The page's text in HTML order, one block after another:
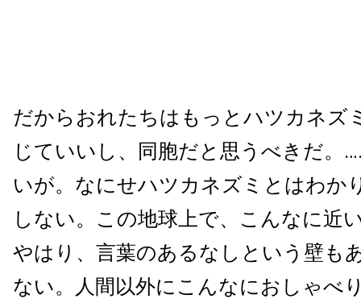
だからおれたちはもっとハツカネズ
じていいし、同胞だと思うべきだ。
いが。なにせハツカネズミとはわか
しない。この地球上で、こんなに近
やはり、言葉のあるなしという壁も
ない。人間以外にこんなにおしゃべ